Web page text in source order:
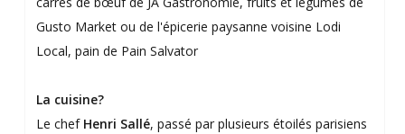
Gusto Market ou de l'épicerie paysanne voisine Lodi
Local, pain de Pain Salvator
La cuisine?
Le chef Henri Sallé, passé par plusieurs étoilés parisiens